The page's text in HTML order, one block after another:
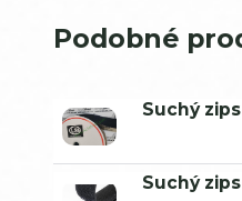
Podobné
Suchý
Suchý zips